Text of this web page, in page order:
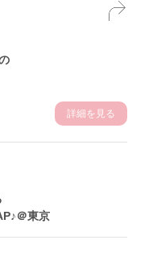
詳細を見る
＠東京